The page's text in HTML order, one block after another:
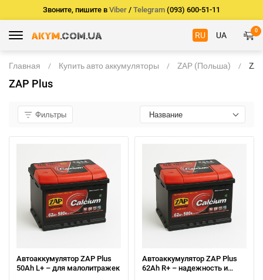
Звоните, пишите в Viber / Telegram (093) 600-51-11
RU UA 0
Главная Купить авто аккумуляторы ZAP (Польша)
ZAP Plus
Фильтры Название
Автоаккумулятор ZAP Plus
50Ah L+ – для малолитражек
Автоаккумулятор ZAP Plus
62Ah R+ – надежность и